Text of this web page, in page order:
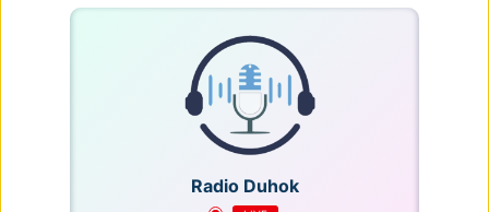
Radio Duhok